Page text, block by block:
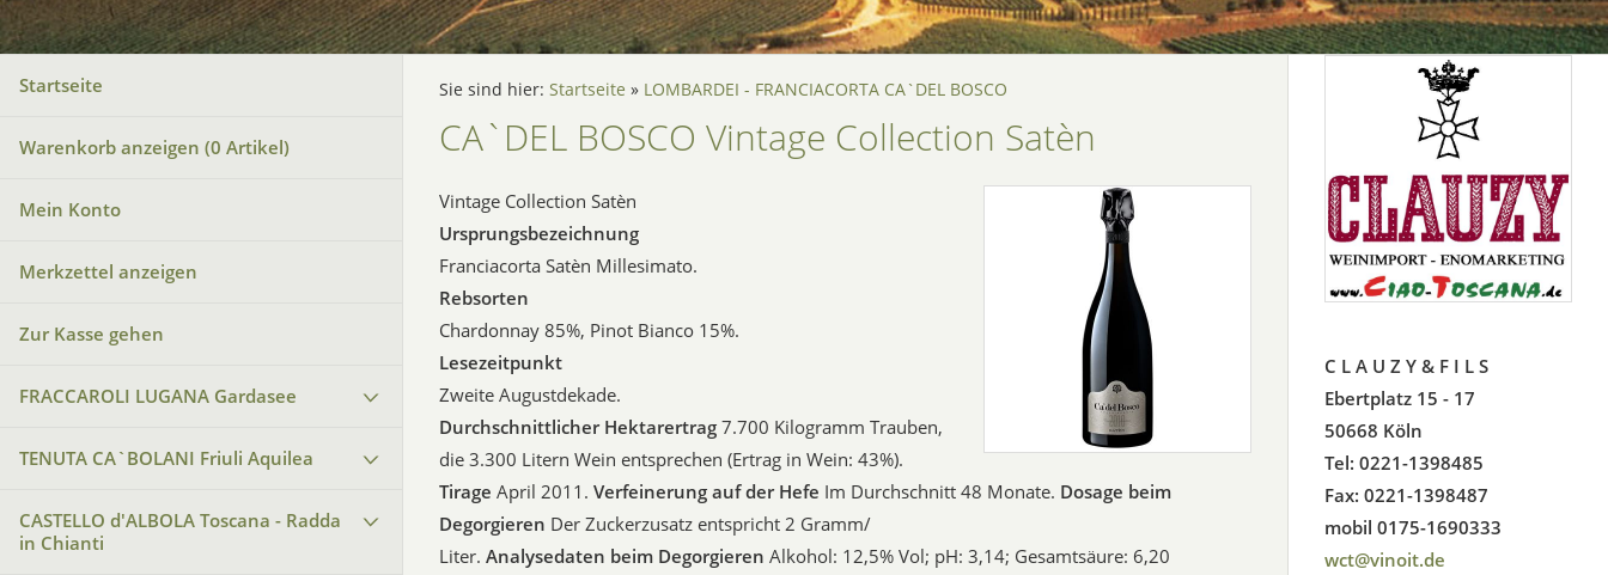
Startseite
Warenkorb anzeigen (0 Artikel)
Mein Konto
Merkzettel anzeigen
Zur Kasse gehen
FRACCAROLI LUGANA Gardasee
TENUTA CA`BOLANI Friuli Aquilea
CASTELLO d'ALBOLA Toscana - Radda
in Chianti
Sie sind hier: Startseite » LOMBARDEI - FRANCIACORTA CA`DEL BOSCO
CA`DEL BOSCO Vintage Collection Satèn
Vintage Collection Satèn
Ursprungsbezeichnung
Franciacorta Satèn Millesimato.
Rebsorten
Chardonnay 85%, Pinot Bianco 15%.
Lesezeitpunkt
Zweite Augustdekade.
Durchschnittlicher Hektarertrag 7.700 Kilogramm Trauben,
die 3.300 Litern Wein entsprechen (Ertrag in Wein: 43%).
Tirage April 2011. Verfeinerung auf der Hefe Im Durchschnitt 48 Monate. Dosage beim
Degorgieren Der Zuckerzusatz entspricht 2 Gramm/
Liter. Analysedaten beim Degorgieren Alkohol: 12,5% Vol; pH: 3,14; Gesamtsäure: 6,20
C L A U Z Y & F I L S
Ebertplatz 15 - 17
50668 Köln
Tel: 0221-1398485
Fax: 0221-1398487
mobil 0175-1690333
wct@vinoit.de